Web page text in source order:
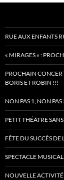
RUE AUX ENFANTS
« MIRAGES » :
PROCHAIN
BORIS ET ROBIN !!!
NON PAS 1, NON
PETIT THÉÂTRE
FÊTE DU SUCCÈS
SPECTACLE
NOUVELLE